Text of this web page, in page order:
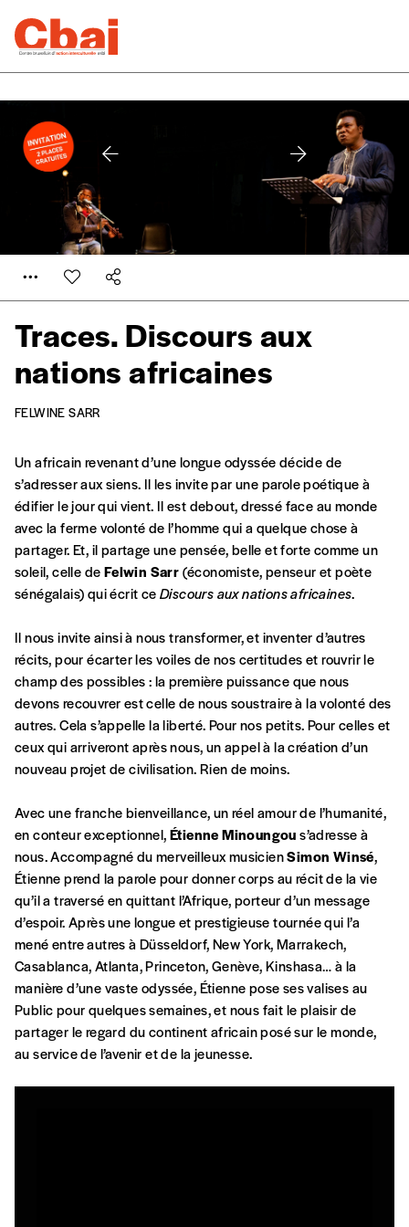
Traces. Discours aux
nations africaines
FELWINE SARR
Un africain revenant d’une longue odyssée décide de
s’adresser aux siens. Il les invite par une parole poétique à
édifier le jour qui vient. Il est debout, dressé face au monde
avec la ferme volonté de l’homme qui a quelque chose à
partager. Et, il partage une pensée, belle et forte comme un
soleil, celle deFelwin Sarr(économiste, penseur et poète
sénégalais) qui écrit ceDiscours aux nations africaines.
Il nous invite ainsi à nous transformer, et inventer d’autres
récits, pour écarter les voiles de nos certitudes et rouvrir le
champ des possibles : la première puissance que nous
devons recouvrer est celle de nous soustraire à la volonté des
autres. Cela s’appelle la liberté. Pour nos petits. Pour celles et
ceux qui arriveront après nous, un appel à la création d’un
nouveau projet de civilisation. Rien de moins.
Avec une franche bienveillance, un réel amour de l’humanité,
en conteur exceptionnel,Étienne Minoungous’adresse à
nous. Accompagné du merveilleux musicienSimon Winsé,
Étienne prend la parole pour donner corps au récit de la vie
qu’il a traversé en quittant l’Afrique, porteur d’un message
d’espoir. Après une longue et prestigieuse tournée qui l’a
mené entre autres à Düsseldorf, New York, Marrakech,
Casablanca, Atlanta, Princeton, Genève, Kinshasa… à la
manière d’une vaste odyssée, Étienne pose ses valises au
Public pour quelques semaines, et nous fait le plaisir de
partager le regard du continent africain posé sur le monde,
au service de l’avenir et de la jeunesse.